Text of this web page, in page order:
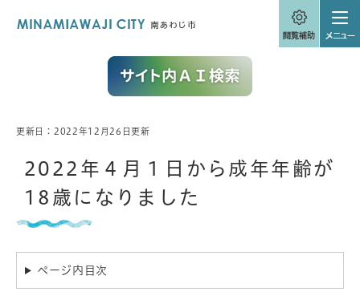
本
更新日：2022年12月26日更新
2022年４月１日から成年年齢が
18歳になりました
ページ内目次